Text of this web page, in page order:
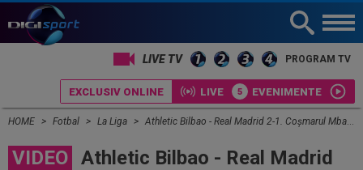
LIVE TV PROGRAM TV
EXCLUSIV ONLINE LIVE EVENIMENTE
HOME Fotbal La Liga Athletic Bilbao - Real Madrid 2-1. Coșmarul Mbappe! Primul eșec, în deplasare, pentru ”Galactici”, din septembrie 2023
VIDEO Athletic Bilbao - Real Madrid